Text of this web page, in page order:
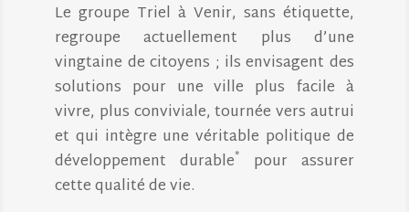
Le groupe Triel à Venir, sans étiquette,
regroupe actuellement plus d’une
vingtaine de citoyens ; ils envisagent des
solutions pour une ville plus facile à
vivre, plus conviviale, tournée vers autrui
et qui intègre une véritable politique de
développement durable*
pour assurer
cette qualité de vie.